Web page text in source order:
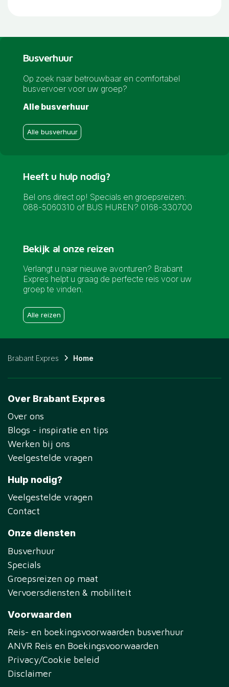
Busverhuur
Op zoek naar betrouwbaar en comfortabel
busvervoer voor uw groep?
Alle busverhuur
Alle busverhuur
Heeft u hulp nodig?
Bel ons direct op! Specials en groepsreizen:
088-5060310 of BUS HUREN? 0168-330700
Bekijk al onze reizen
Verlangt u naar nieuwe avonturen? Brabant
Expres helpt u graag de perfecte reis voor uw
groep te vinden.
Alle reizen
Brabant Expres Home
Over Brabant Expres
Over ons
Blogs - inspiratie en tips
Werken bij ons
Veelgestelde vragen
Hulp nodig?
Veelgestelde vragen
Contact
Onze diensten
Busverhuur
Specials
Groepsreizen op maat
Vervoersdiensten & mobiliteit
Voorwaarden
Reis- en boekingsvoorwaarden busverhuur
ANVR Reis en Boekingsvoorwaarden
Privacy/Cookie beleid
Disclaimer